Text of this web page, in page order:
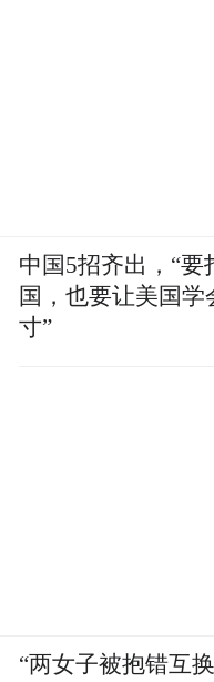
中国5招齐出，“要
国，也要让美国学
寸”
“两女子被抱错互